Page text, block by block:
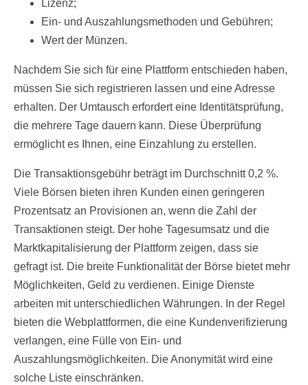
Lizenz;
Ein- und Auszahlungsmethoden und Gebühren;
Wert der Münzen.
Nachdem Sie sich für eine Plattform entschieden haben,
müssen Sie sich registrieren lassen und eine Adresse
erhalten. Der Umtausch erfordert eine Identitätsprüfung,
die mehrere Tage dauern kann. Diese Überprüfung
ermöglicht es Ihnen, eine Einzahlung zu erstellen.
Die Transaktionsgebühr beträgt im Durchschnitt 0,2 %.
Viele Börsen bieten ihren Kunden einen geringeren
Prozentsatz an Provisionen an, wenn die Zahl der
Transaktionen steigt. Der hohe Tagesumsatz und die
Marktkapitalisierung der Plattform zeigen, dass sie
gefragt ist. Die breite Funktionalität der Börse bietet mehr
Möglichkeiten, Geld zu verdienen. Einige Dienste
arbeiten mit unterschiedlichen Währungen. In der Regel
bieten die Webplattformen, die eine Kundenverifizierung
verlangen, eine Fülle von Ein- und
Auszahlungsmöglichkeiten. Die Anonymität wird eine
solche Liste einschränken.